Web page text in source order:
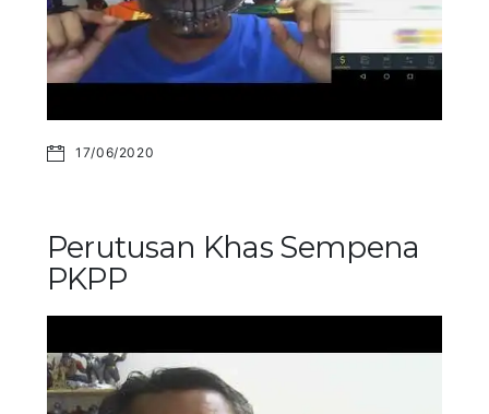
17/06/2020
Perutusan Khas Sempena
PKPP